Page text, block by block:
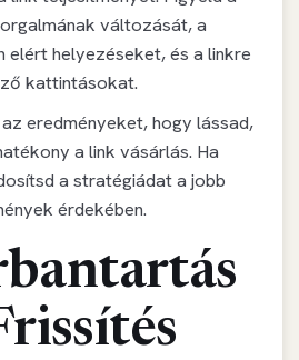
változását, a
helyezéseket, és a linkre
kattintásokat.
eredményeket, hogy lássad,
a link vásárlás. Ha
a stratégiádat a jobb
érdekében.